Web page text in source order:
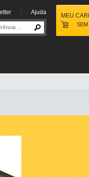
MEU
SEM
Ajuda